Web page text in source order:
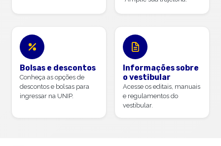
Bolsas e descontos
Conheça as opções de
descontos e bolsas para
ingressar na UNIP.
Informações sobre
o vestibular
Acesse os editais, manuais
e regulamentos do
vestibular.